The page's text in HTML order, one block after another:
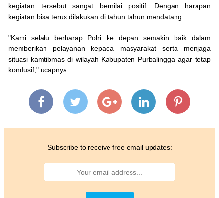
kegiatan tersebut sangat bernilai positif. Dengan harapan
kegiatan bisa terus dilakukan di tahun tahun mendatang.
"Kami selalu berharap Polri ke depan semakin baik dalam
memberikan pelayanan kepada masyarakat serta menjaga
situasi kamtibmas di wilayah Kabupaten Purbalingga agar tetap
kondusif," ucapnya.
Subscribe to receive free email updates: